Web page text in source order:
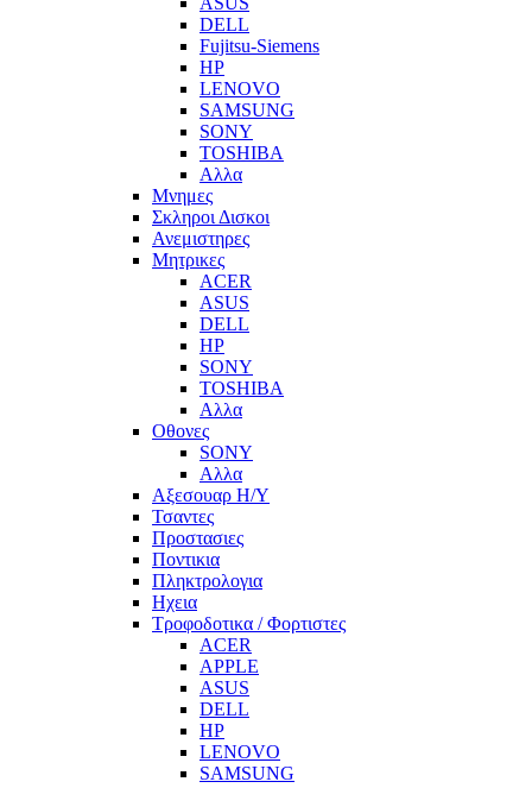
DELL
Fujitsu-Siemens
HP
LENOVO
SAMSUNG
SONY
TOSHIBA
Αλλα
Μνημες
Σκληροι Δισκοι
Ανεμιστηρες
Μητρικες
ACER
ASUS
DELL
HP
SONY
TOSHIBA
Αλλα
Οθονες
SONY
Αλλα
Αξεσουαρ Η/Υ
Τσαντες
Προστασιες
Ποντικια
Πληκτρολογια
Ηχεια
Τροφοδοτικα / Φορτιστες
ACER
APPLE
ASUS
DELL
HP
LENOVO
SAMSUNG